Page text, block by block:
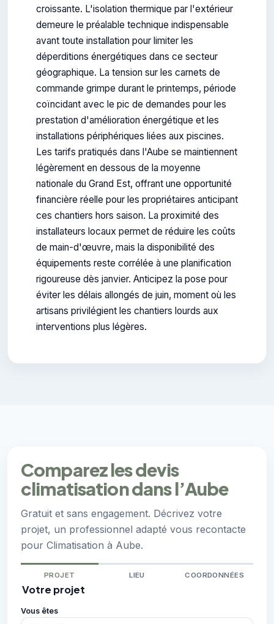
croissante. L'isolation thermique par l'extérieur
demeure le préalable technique indispensable
avant toute installation pour limiter les
déperditions énergétiques dans ce secteur
géographique. La tension sur les carnets de
commande grimpe durant le printemps, période
coïncidant avec le pic de demandes pour les
prestation d'amélioration énergétique et les
installations périphériques liées aux piscines.
Les tarifs pratiqués dans l'Aube se maintiennent
légèrement en dessous de la moyenne
nationale du Grand Est, offrant une opportunité
financière réelle pour les propriétaires anticipant
ces chantiers hors saison. La proximité des
installateurs locaux permet de réduire les coûts
de main-d'œuvre, mais la disponibilité des
équipements reste corrélée à une planification
rigoureuse dès janvier. Anticipez la pose pour
éviter les délais allongés de juin, moment où les
artisans privilégient les chantiers lourds aux
interventions plus légères.
Comparez les devis
climatisation dans l’Aube
Gratuit et sans engagement. Décrivez votre
projet, un professionnel adapté vous recontacte
pour Climatisation à Aube.
PROJET LIEU COORDONNÉES
Votre projet
Vous êtes